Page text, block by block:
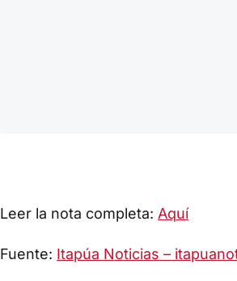
Leer la nota completa: Aquí
Fuente: Itapúa Noticias –